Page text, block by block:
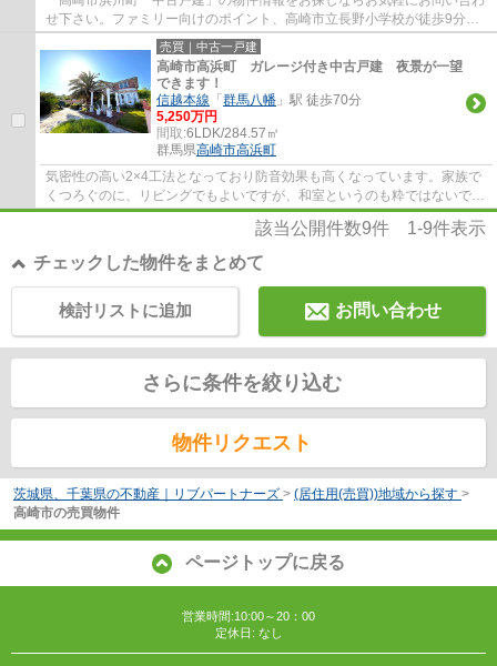
せ下さい。ファミリー向けのポイント、高崎市立長野小学校が徒歩9分の
ところにあります。こちらの物件に関しての...
売買｜中古一戸建
高崎市高浜町 ガレージ付き中古戸建 夜景が一望
できます！
信越本線 「 群馬八幡 」駅 徒歩70分
5,250万円
間取:6LDK/284.57㎡
群馬県高崎市高浜町
気密性の高い2×4工法となっており防音効果も高くなっています。家族で
くつろぐのに、リビングでもよいですが、和室というのも粋ではないでし
ょうか。お風呂をすぐに温め直すことのでき...
該当公開件数9件 1-9件表示
チェックした物件をまとめて
お問い合わせ
検討リストに追加
さらに条件を絞り込む
物件リクエスト
茨城県、千葉県の不動産｜リブパートナーズ > (居住用(売買))地域から探す >
高崎市の売買物件
ページトップに戻る
営業時間:10:00～20：00
定休日: なし